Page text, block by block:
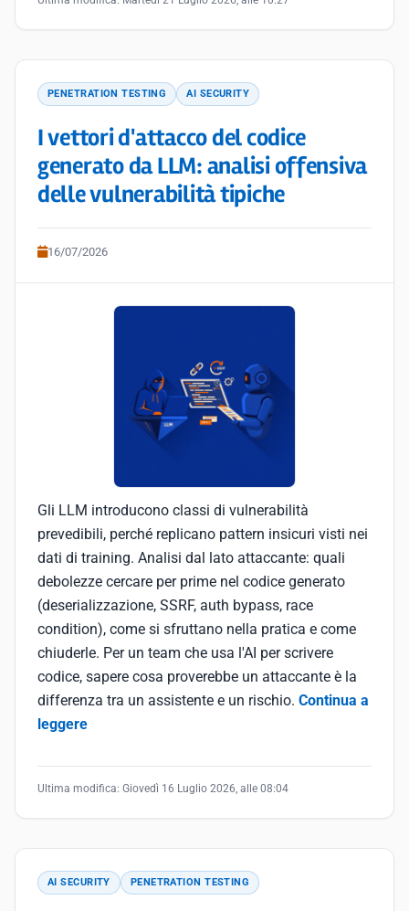
PENETRATION TESTING AI SECURITY
I vettori d'attacco del codice
generato da LLM: analisi offensiva
delle vulnerabilità tipiche
16/07/2026
Gli LLM introducono classi di vulnerabilità
prevedibili, perché replicano pattern insicuri visti nei
dati di training. Analisi dal lato attaccante: quali
debolezze cercare per prime nel codice generato
(deserializzazione, SSRF, auth bypass, race
condition), come si sfruttano nella pratica e come
chiuderle. Per un team che usa l'AI per scrivere
codice, sapere cosa proverebbe un attaccante è la
differenza tra un assistente e un rischio. Continua a
leggere
Ultima modifica: Giovedì 16 Luglio 2026, alle 08:04
AI SECURITY PENETRATION TESTING